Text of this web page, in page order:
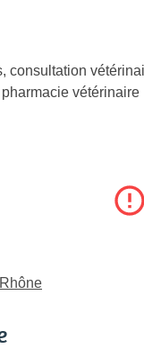
, consultation
pharmacie vétérinaire